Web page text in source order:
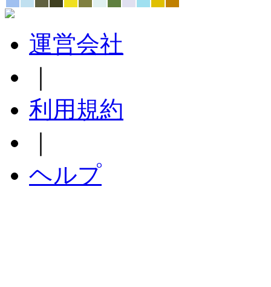
運営会社
利用規約
ヘルプ